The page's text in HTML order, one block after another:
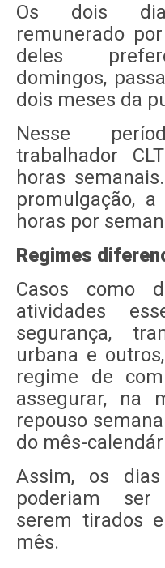
Os dois
remunerado
deles
domingos,
dois meses da
Nesse
trabalhador
horas
promulgação,
horas por
Regimes
Casos como
atividades
segurança,
urbana e
regime de
assegurar, na
repouso
do mês-
Assim, os
poderiam ser
serem tirados
mês.